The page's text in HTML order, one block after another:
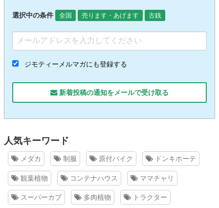
選択中の条件 全国 売ります・あげます 古銭
ジモティーメルマガにも登録する
新着投稿の通知をメールで受け取る
人気キーワード
メダカ 制服 原付バイク ドンキホーテ
観葉植物 コンテナハウス ママチャリ
スーパーカブ 多肉植物 トラクター